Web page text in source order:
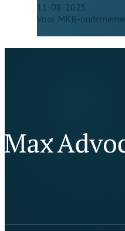
11-08-2025
Voor MKB-